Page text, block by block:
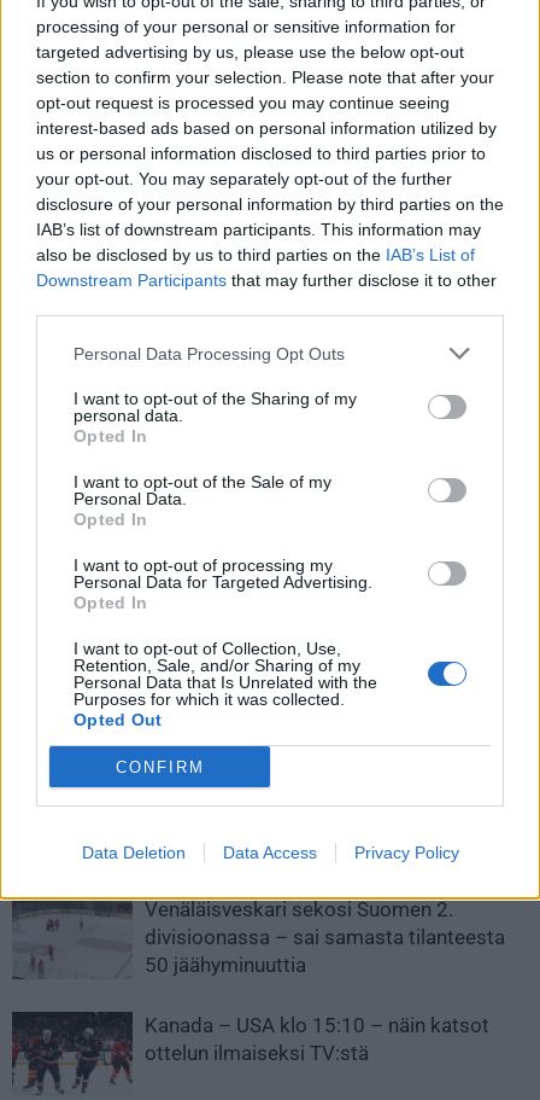
processing of your personal or sensitive information for
targeted advertising by us, please use the below opt-out
section to confirm your selection. Please note that after your
opt-out request is processed you may continue seeing
interest-based ads based on personal information utilized by
us or personal information disclosed to third parties prior to
your opt-out. You may separately opt-out of the further
disclosure of your personal information by third parties on the
IAB’s list of downstream participants. This information may
also be disclosed by us to third parties on the IAB’s List of
Downstream Participants that may further disclose it to other
Personal Data Processing Opt Outs
I want to opt-out of the Sharing of my
personal data.
Opted In
I want to opt-out of the Sale of my
Personal Data.
Opted In
I want to opt-out of processing my
Personal Data for Targeted Advertising.
Opted In
I want to opt-out of Collection, Use,
Retention, Sale, and/or Sharing of my
Personal Data that Is Unrelated with the
Purposes for which it was collected.
Opted Out
CONFIRM
Data Deletion Data Access Privacy Policy
➡️ TILANNE ETENEE#LIIGA'N
KURINPITODELEGAATION KÄSITTELYYN
PIC.TWITTER.COM/ODIQMKBJYA
— Liiga (@smliiga)February 1, 2024
Jos video ei näy, voit katsoa sentästä.
Katso video:Pelaajat puhuivat – Nick Cousins on NHL:n
Edellinen artikkeli
Pelaajat puhuivat – Nick
vedettävin” pelaaja
Seuraava artikkeli
NHL-toimittaja paljasti Juuse
LIITTYVÄT ARTIKKELIT
Leijonat julkisti ketjut Sveitsi-peliin –
kaukaloon
Venäläisveskari sekosi Suomen 2.
divisioonassa – sai samasta tilanteesta
50 jäähyminuuttia
Kanada – USA klo 15:10 – näin katsot
ottelun ilmaiseksi TV:stä